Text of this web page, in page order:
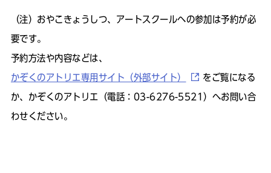
（注） おやこきょうしつ、アートスクールへの参加は予約が必
要です。
予約方法や内容などは、
かぞくのアトリエ専用サイト（外部サイト）
をご覧になる
か、かぞくのアトリエ（電話：03-6276-5521）へお問い合
わせください。